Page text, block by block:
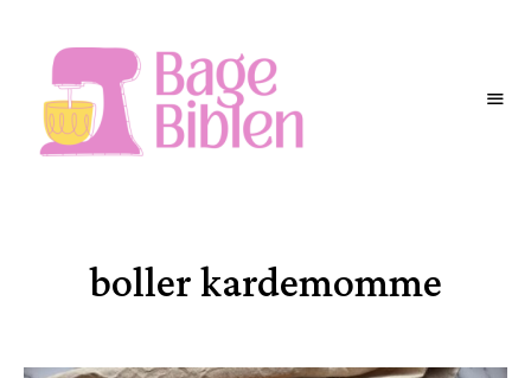
boller kardemomme